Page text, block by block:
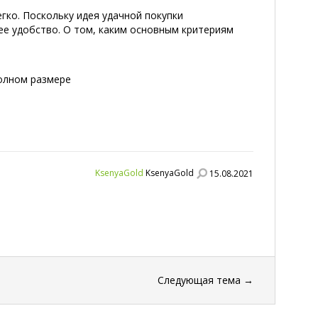
Поскольку идея удачной покупки
удобство. О том, каким основным критериям
размере
KsenyaGold KsenyaGold 15.08.2021
Следующая тема →